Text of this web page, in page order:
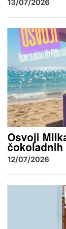
13/07/2026
Osvoji
čokoladnih
12/07/2026